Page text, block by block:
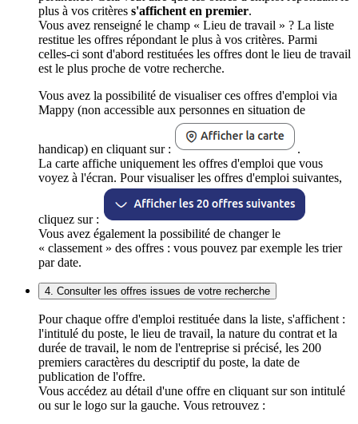
plus à vos critères s'affichent en premier.
Vous avez renseigné le champ « Lieu de travail » ? La liste
restitue les offres répondant le plus à vos critères. Parmi
celles-ci sont d'abord restituées les offres dont le lieu de travail
est le plus proche de votre recherche.
Vous avez la possibilité de visualiser ces offres d'emploi via
Mappy (non accessible aux personnes en situation de
handicap) en cliquant sur :
.
La carte affiche uniquement les offres d'emploi que vous
voyez à l'écran. Pour visualiser les offres d'emploi suivantes,
cliquez sur :
Vous avez également la possibilité de changer le
« classement » des offres : vous pouvez par exemple les trier
par date.
4. Consulter les offres issues de votre recherche
Pour chaque offre d'emploi restituée dans la liste, s'affichent :
l'intitulé du poste, le lieu de travail, la nature du contrat et la
durée de travail, le nom de l'entreprise si précisé, les 200
premiers caractères du descriptif du poste, la date de
publication de l'offre.
Vous accédez au détail d'une offre en cliquant sur son intitulé
ou sur le logo sur la gauche. Vous retrouvez :